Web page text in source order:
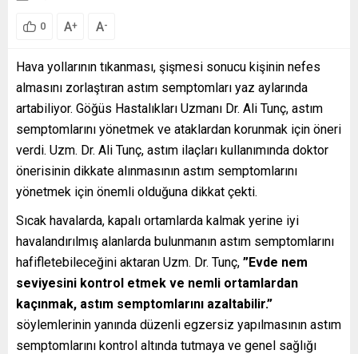
0 A+ A-
Hava yollarının tıkanması, şişmesi sonucu kişinin nefes
almasını zorlaştıran astım semptomları yaz aylarında
artabiliyor. Göğüs Hastalıkları Uzmanı Dr. Ali Tunç, astım
semptomlarını yönetmek ve ataklardan korunmak için öneri
verdi. Uzm. Dr. Ali Tunç, astım ilaçları kullanımında doktor
önerisinin dikkate alınmasının astım semptomlarını
yönetmek için önemli olduğuna dikkat çekti.
Sıcak havalarda, kapalı ortamlarda kalmak yerine iyi
havalandırılmış alanlarda bulunmanın astım semptomlarını
hafifletebileceğini aktaran Uzm. Dr. Tunç, ”Evde nem
seviyesini kontrol etmek ve nemli ortamlardan
kaçınmak, astım semptomlarını azaltabilir.”
söylemlerinin yanında düzenli egzersiz yapılmasının astım
semptomlarını kontrol altında tutmaya ve genel sağlığı